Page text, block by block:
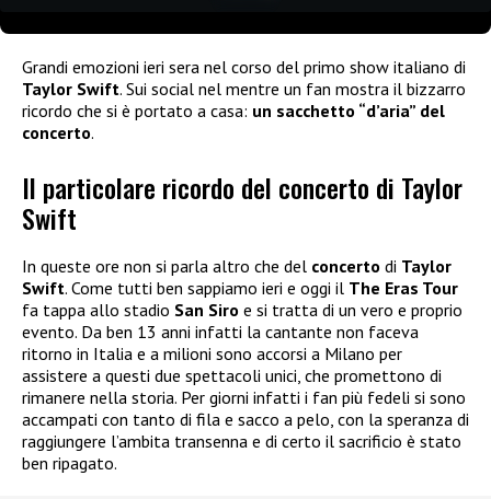
Grandi emozioni ieri sera nel corso del primo show italiano di
Taylor Swift. Sui social nel mentre un fan mostra il bizzarro
ricordo che si è portato a casa: un sacchetto “d’aria” del
concerto.
Il particolare ricordo del concerto di Taylor
Swift
In queste ore non si parla altro che del concerto di Taylor
Swift. Come tutti ben sappiamo ieri e oggi il The Eras Tour
fa tappa allo stadio San Siro e si tratta di un vero e proprio
evento. Da ben 13 anni infatti la cantante non faceva
ritorno in Italia e a milioni sono accorsi a Milano per
assistere a questi due spettacoli unici, che promettono di
rimanere nella storia. Per giorni infatti i fan più fedeli si sono
accampati con tanto di fila e sacco a pelo, con la speranza di
raggiungere l’ambita transenna e di certo il sacrificio è stato
ben ripagato.